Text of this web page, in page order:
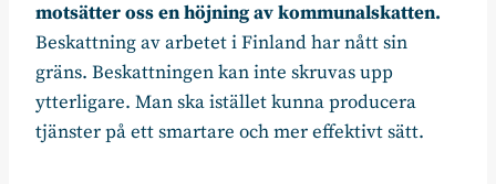
motsätter oss en höjning av kommunalskatten.
Beskattning av arbetet i Finland har nått sin
gräns. Beskattningen kan inte skruvas upp
ytterligare. Man ska istället kunna producera
tjänster på ett smartare och mer effektivt sätt.